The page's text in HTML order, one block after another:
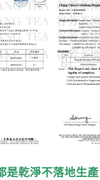
是乾淨不落地生